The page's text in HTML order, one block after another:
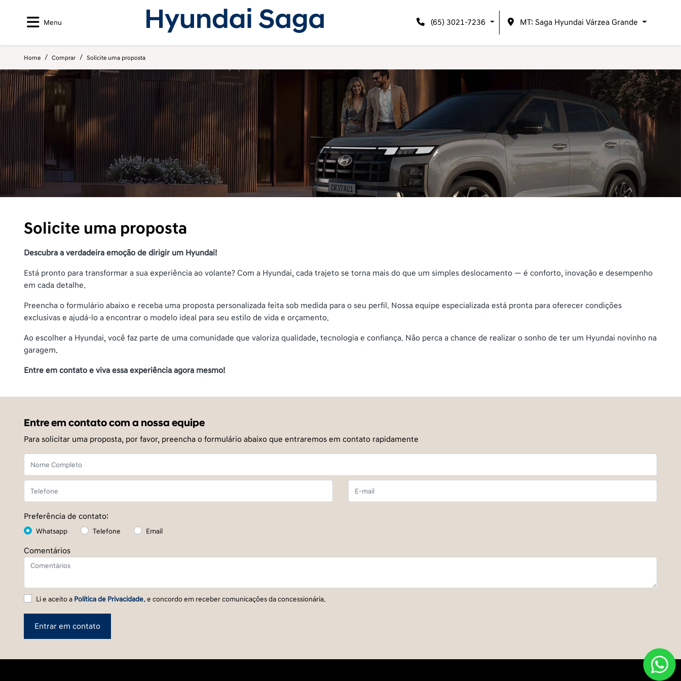
Menu (65) 3021-7236 MT: Saga Hyundai Várzea Grande
Home Comprar Solicite uma proposta
Solicite uma proposta
Descubra a verdadeira emoção de dirigir um Hyundai!
Está pronto para transformar a sua experiência ao volante? Com a Hyundai, cada trajeto se torna mais do que um simples deslocamento — é conforto, inovação e desempenho
em cada detalhe.
Preencha o formulário abaixo e receba uma proposta personalizada feita sob medida para o seu perfil. Nossa equipe especializada está pronta para oferecer condições
exclusivas e ajudá-lo a encontrar o modelo ideal para seu estilo de vida e orçamento.
Ao escolher a Hyundai, você faz parte de uma comunidade que valoriza qualidade, tecnologia e confiança. Não perca a chance de realizar o sonho de ter um Hyundai novinho na
garagem.
Entre em contato e viva essa experiência agora mesmo!
Entre em contato com a nossa equipe
Para solicitar uma proposta, por favor, preencha o formulário abaixo que entraremos em contato rapidamente
Preferência de contato:
Whatsapp Telefone Email
Comentários
Li e aceito a Política de Privacidade.e concordo em receber comunicações da concessionária.
Entrar em contato